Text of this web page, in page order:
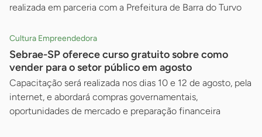
realizada em parceria com a Prefeitura de Barra do Turvo
Cultura Empreendedora
Sebrae-SP oferece curso gratuito sobre como
vender para o setor público em agosto
Capacitação será realizada nos dias 10 e 12 de agosto, pela
internet, e abordará compras governamentais,
oportunidades de mercado e preparação financeira